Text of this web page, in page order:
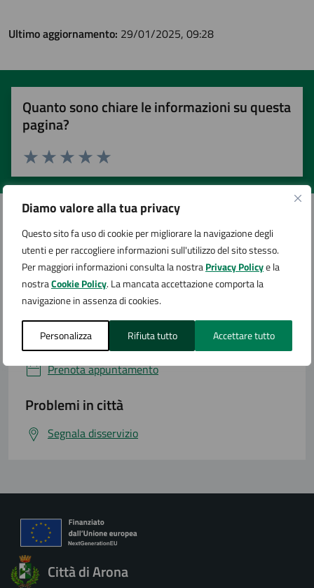
Diamo valore alla tua privacy
Questo sito fa uso di cookie per migliorare la navigazione degli
utenti e per raccogliere informazioni sull'utilizzo del sito stesso.
Per maggiori informazioni consulta la nostraPrivacy Policye la
nostraCookie Policy. La mancata accettazione comporta la
navigazione in assenza di cookies.
Personalizza Rifiuta tutto Accettare tutto
Ultimo aggiornamento: 29/01/2025, 09:28
Quanto sono chiare le informazioni su questa
pagina?
Valuta 5 stelle su 5
Valuta 4 stelle su 5
Valuta 3 stelle su 5
Valuta 2 stelle su 5
Valuta 1 stelle su 5
Contatta il comune
Leggi le domande frequenti
Richiedi assistenza
Numero verde
Prenota appuntamento
Problemi in città
Segnala disservizio
Città di Arona